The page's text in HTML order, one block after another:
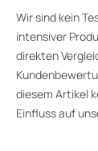
Wir sind kein
intensiver
direkten
diesem Artikel
Einfluss auf